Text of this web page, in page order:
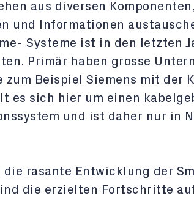
aus diversen
und Informationen
Systeme ist in den letzten
Primär haben grosse
zum Beispiel Siemens mit der
es sich hier um einen
und ist daher nur in
rasante Entwicklung der
die erzielten Fortschritte